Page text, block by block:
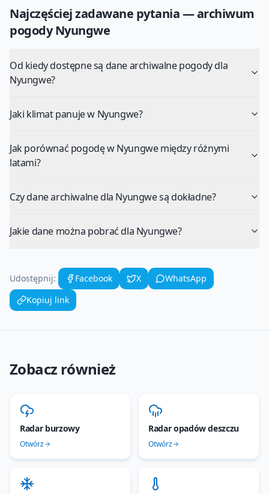
Najczęściej zadawane pytania — archiwum
pogodyNyungwe
Od kiedy dostępne są dane archiwalne pogody dla
Nyungwe?
Jaki klimat panuje w Nyungwe?
Jak porównać pogodę w Nyungwe między różnymi
latami?
Czy dane archiwalne dla Nyungwe są dokładne?
Jakie dane można pobrać dla Nyungwe?
Udostępnij: Facebook X
WhatsApp
Kopiuj link
Zobacz również
Radar burzowy
Otwórz
Radar opadów deszczu
Otwórz